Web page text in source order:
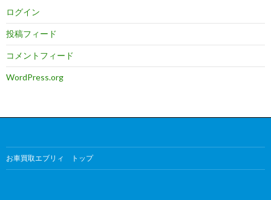
ログイン
投稿フィード
コメントフィード
WordPress.org
お車買取エブリィ トップ